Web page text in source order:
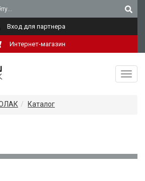
Вход для партнера
Интернет-магазин
Каталог